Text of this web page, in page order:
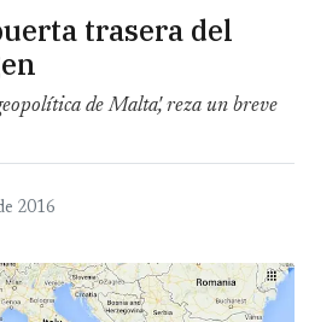
trasera del
de Malta', reza un breve
2016